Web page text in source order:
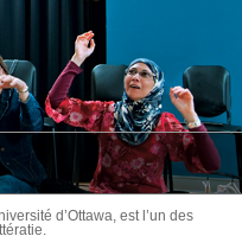
d’Ottawa, est l’un des